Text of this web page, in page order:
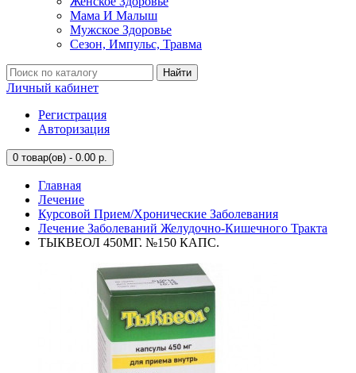
Мама И Малыш
Мужское Здоровье
Сезон, Импульс, Травма
Найти
Личный кабинет
Регистрация
Авторизация
0 товар(ов) - 0.00 р.
Главная
Лечение
Курсовой Прием/Хронические Заболевания
Лечение Заболеваний Желудочно-Кишечного Тракта
ТЫКВЕОЛ 450МГ. №150 КАПС.